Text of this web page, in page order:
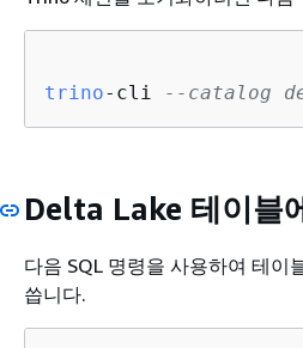
trino-cli --catalog
Delta Lake 테이블
다음 SQL 명령을 사용하여 테이
씁니다.